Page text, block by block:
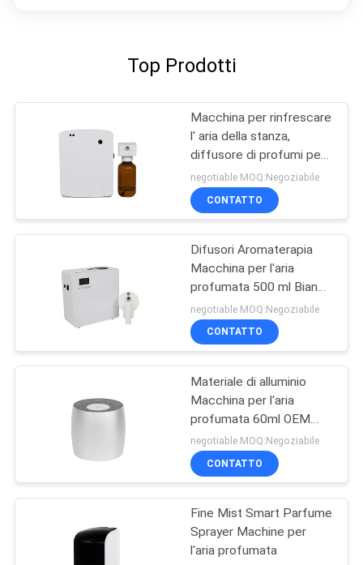
Top Prodotti
Macchina per rinfrescare
l' aria della stanza,
diffusore di profumi per il
bagno
negotiable MOQ:Negoziabile
CONTATTO
Difusori Aromaterapia
Macchina per l'aria
profumata 500 ml Bianco
800-1200m3 Copertura
profumata
negotiable MOQ:Negoziabile
CONTATTO
Materiale di alluminio
Macchina per l'aria
profumata 60ml OEM
Mini Diffusore Bianco
senza Acqua
negotiable MOQ:Negoziabile
CONTATTO
Fine Mist Smart Parfume
Sprayer Machine per
l'aria profumata